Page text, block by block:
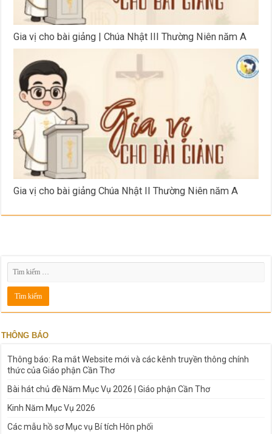
Gia vị cho bài giảng | Chúa Nhật III Thường Niên năm A
Gia vị cho bài giảng Chúa Nhật II Thường Niên năm A
THÔNG BÁO
Thông báo: Ra mắt Website mới và các kênh truyền thông chính
thức của Giáo phận Cần Thơ
Bài hát chủ đề Năm Mục Vụ 2026 | Giáo phận Cần Thơ
Kinh Năm Mục Vụ 2026
Các mẫu hồ sơ Mục vụ Bí tích Hôn phối